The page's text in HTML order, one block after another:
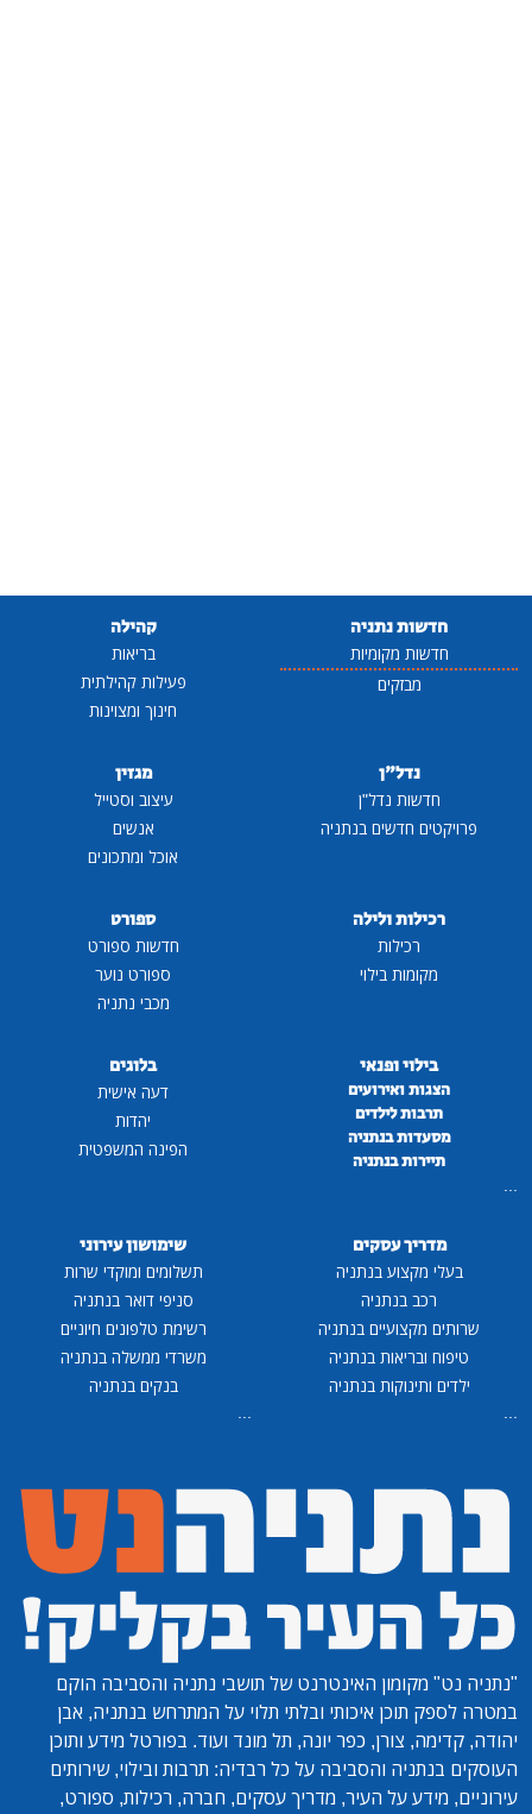
חדשות נתניה
חדשות מקומיות
מבזקים
קהילה
בריאות
פעילות קהילתית
חינוך ומצוינות
נדל"ן
חדשות נדל"ן
פרויקטים חדשים בנתניה
מגזין
עיצוב וסטייל
אנשים
אוכל ומתכונים
רכילות ולילה
רכילות
מקומות בילוי
ספורט
חדשות ספורט
ספורט נוער
מכבי נתניה
בילוי ופנאי
הצגות ואירועים
תרבות לילדים
מסעדות בנתניה
תיירות בנתניה
...
בלוגים
דעה אישית
יהדות
הפינה המשפטית
מדריך עסקים
בעלי מקצוע בנתניה
רכב בנתניה
שרותים מקצועיים בנתניה
טיפוח ובריאות בנתניה
ילדים ותינוקות בנתניה
...
שימושון עירוני
תשלומים ומוקדי שרות
סניפי דואר בנתניה
רשימת טלפונים חיוניים
משרדי ממשלה בנתניה
בנקים בנתניה
...
"נתניה נט" מקומון האינטרנט של תושבי נתניה והסביבה הוקם
במטרה לספק תוכן איכותי ובלתי תלוי על המתרחש בנתניה, אבן
יהודה, קדימה, צורן, כפר יונה, תל מונד ועוד. בפורטל מידע ותוכן
העוסקים בנתניה והסביבה על כל רבדיה: תרבות ובילוי, שירותים
עירוניים, מידע על העיר, מדריך עסקים, חברה, רכילות, ספורט,